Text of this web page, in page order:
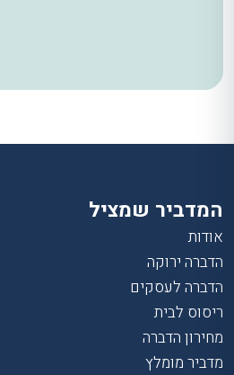
המדביר שמציל
אודות
הדברה ירוקה
הדברה לעסקים
ריסוס לבית
מחירון הדברה
מדביר מומלץ